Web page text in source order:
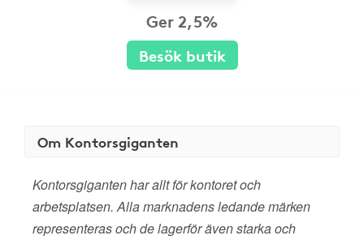
Ger 2,5%
Besök butik
Om Kontorsgiganten
Kontorsgiganten har allt för kontoret och
arbetsplatsen. Alla marknadens ledande märken
representeras och de lagerför även starka och